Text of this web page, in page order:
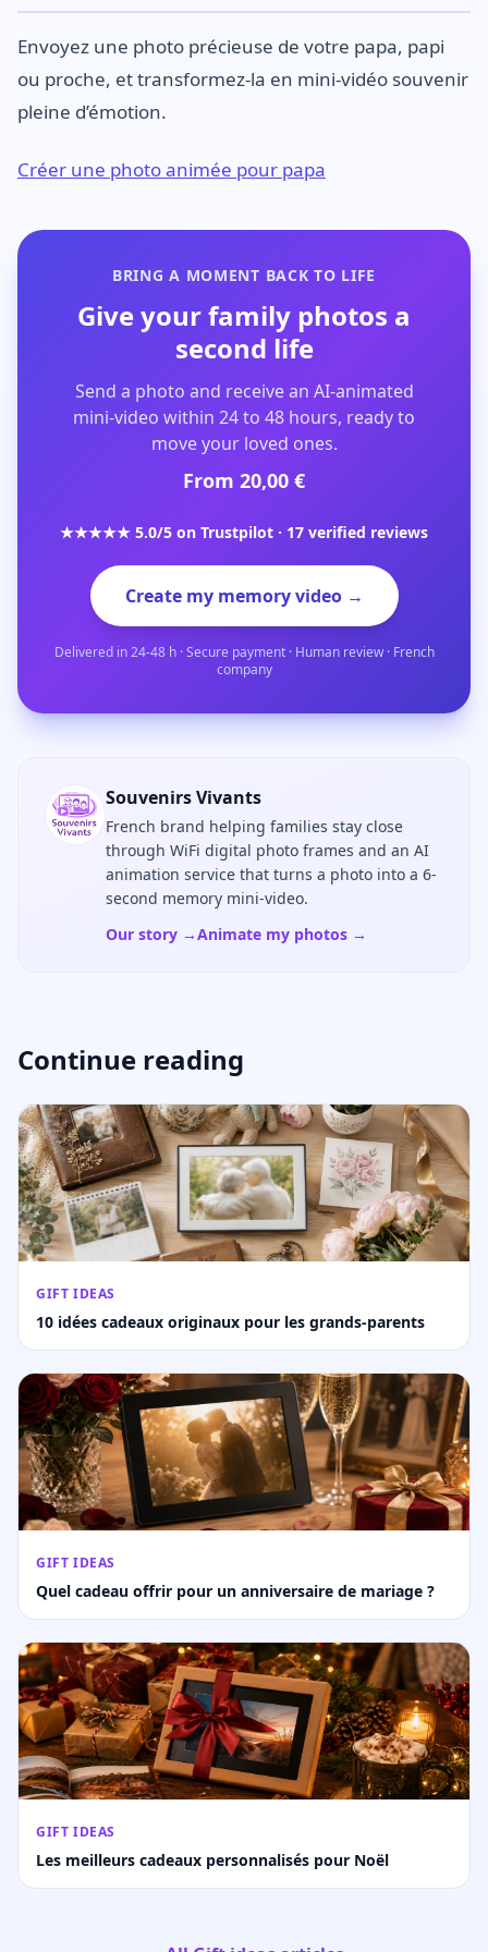
Envoyez une photo précieuse de votre papa, papi
ou proche, et transformez-la en mini-vidéo souvenir
pleine d’émotion.
Créer une photo animée pour papa
BRING A MOMENT BACK TO LIFE
Give your family photos a
second life
Send a photo and receive an AI-animated
mini-video within 24 to 48 hours, ready to
move your loved ones.
From 20,00 €
★★★★★ 5.0/5 on Trustpilot · 17 verified reviews
Create my memory video →
Delivered in 24-48 h · Secure payment · Human review · French
company
Souvenirs Vivants
French brand helping families stay close
through WiFi digital photo frames and an AI
animation service that turns a photo into a 6-
second memory mini-video.
Our story →Animate my photos →
Continue reading
GIFT IDEAS
10 idées cadeaux originaux pour les grands-parents
GIFT IDEAS
Quel cadeau offrir pour un anniversaire de mariage ?
GIFT IDEAS
Les meilleurs cadeaux personnalisés pour Noël